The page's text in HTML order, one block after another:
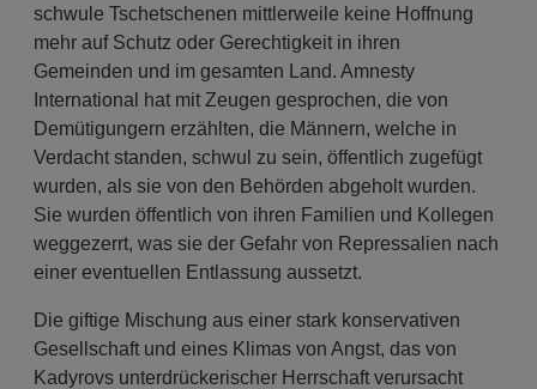
schwule Tschetschenen mittlerweile keine Hoffnung
mehr auf Schutz oder Gerechtigkeit in ihren
Gemeinden und im gesamten Land. Amnesty
International hat mit Zeugen gesprochen, die von
Demütigungern erzählten, die Männern, welche in
Verdacht standen, schwul zu sein, öffentlich zugefügt
wurden, als sie von den Behörden abgeholt wurden.
Sie wurden öffentlich von ihren Familien und Kollegen
weggezerrt, was sie der Gefahr von Repressalien nach
einer eventuellen Entlassung aussetzt.
Die giftige Mischung aus einer stark konservativen
Gesellschaft und eines Klimas von Angst, das von
Kadyrovs unterdrückerischer Herrschaft verursacht